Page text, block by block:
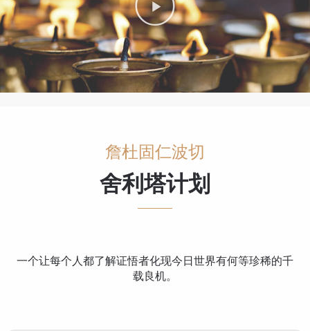
詹杜固仁波切
舍利塔计划
一个让每个人都了解证悟者化现今日世界有何等珍稀的千
载良机。